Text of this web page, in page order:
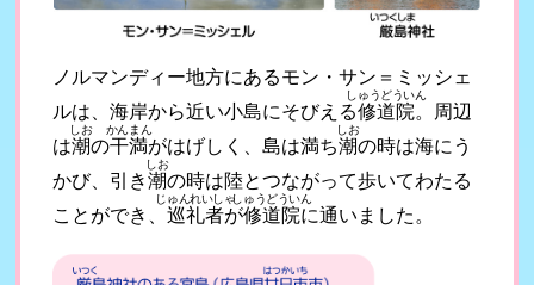
ノルマンディー地方にあるモン・サン＝ミッシェ
ルは、海岸から近い小島にそびえる修道院
しゅうどういん
。周辺
は潮
しお
の干満
かんまん
がはげしく、島は満ち潮
しお
の時は海にう
かび、引き潮
しお
の時は陸とつながって歩いてわたる
ことができ、巡礼者
じゅんれいしゃ
が修道院
しゅうどういん
に通いました。